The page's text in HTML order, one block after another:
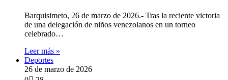
Barquisimeto, 26 de marzo de 2026.- Tras la reciente victoria
de una delegación de niños venezolanos en un torneo
celebrado…
Leer más »
Deportes
26 de marzo de 2026